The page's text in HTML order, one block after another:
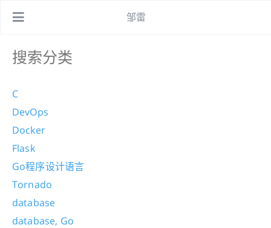
邹雷
C
DevOps
Docker
Flask
Go程序设计语言
Tornado
database
database, Go